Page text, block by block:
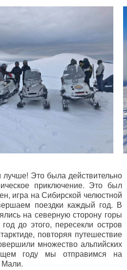
Это была действительно
приключение. Это был
игра на Сибирской челюстной
поездки каждый год. В
на северную сторону горы
до этого, пересекли остров
повторяя путешествие
множество альпийских
году мы отправимся на
Мали.